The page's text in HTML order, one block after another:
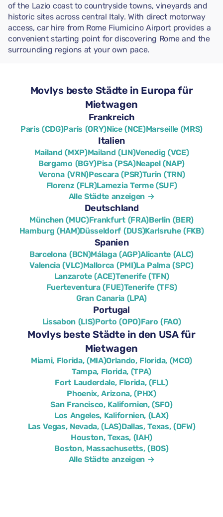
of the Lazio coast to countryside towns, vineyards and
historic sites across central Italy. With direct motorway
access, car hire from Rome Fiumicino Airport provides a
convenient starting point for discovering Rome and the
surrounding regions at your own pace.
Movlys beste Städte in Europa für
Mietwagen
Frankreich
Paris (CDG)Paris (ORY)Nice (NCE)Marseille (MRS)
Italien
Mailand (MXP)Mailand (LIN)Venedig (VCE)
Bergamo (BGY)Pisa (PSA)Neapel (NAP)
Verona (VRN)Pescara (PSR)Turin (TRN)
Florenz (FLR)Lamezia Terme (SUF)
Alle Städte anzeigen →
Deutschland
München (MUC)Frankfurt (FRA)Berlin (BER)
Hamburg (HAM)Düsseldorf (DUS)Karlsruhe (FKB)
Spanien
Barcelona (BCN)Málaga (AGP)Alicante (ALC)
Valencia (VLC)Mallorca (PMI)La Palma (SPC)
Lanzarote (ACE)Tenerife (TFN)
Fuerteventura (FUE)Tenerife (TFS)
Gran Canaria (LPA)
Portugal
Lissabon (LIS)Porto (OPO)Faro (FAO)
Movlys beste Städte in den USA für
Mietwagen
Miami, Florida, (MIA)Orlando, Florida, (MCO)
Tampa, Florida, (TPA)
Fort Lauderdale, Florida, (FLL)
Phoenix, Arizona, (PHX)
San Francisco, Kalifornien, (SFO)
Los Angeles, Kalifornien, (LAX)
Las Vegas, Nevada, (LAS)Dallas, Texas, (DFW)
Houston, Texas, (IAH)
Boston, Massachusetts, (BOS)
Alle Städte anzeigen →